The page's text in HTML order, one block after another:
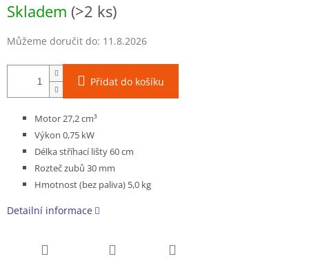
cena:
Skladem (>2 ks)
Můžeme doručit do: 11.8.2026
Přidat do košíku
Motor 27,2 cm³
Výkon 0,75 kW
Délka stříhací lišty 60 cm
Rozteč zubů 30 mm
Hmotnost (bez paliva) 5,0 kg
Detailní informace